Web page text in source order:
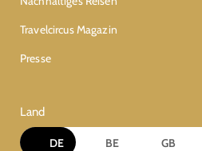
Travelcircus Magazin
Presse
Land
DE BE GB